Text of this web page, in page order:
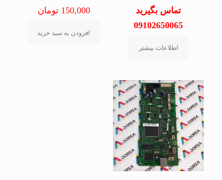
تماس بگیرید
09102650065
اطلاعات بیشتر
150,000 تومان
افزودن به سبد خرید